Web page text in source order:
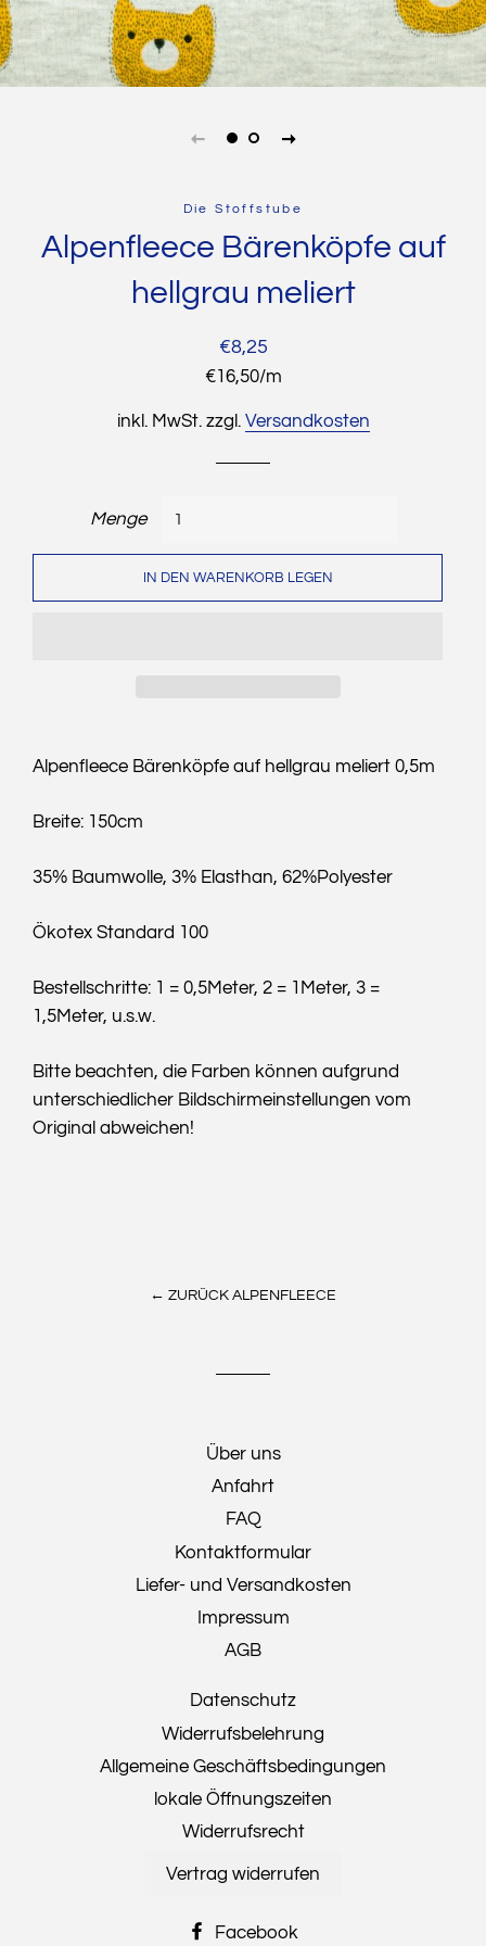
Die Stoffstube
Alpenfleece Bärenköpfe auf
hellgrau meliert
Normaler
Preis
Sonderpreis
€8,25
Stückpreis
€16,50/pro
m
inkl. MwSt. zzgl. Versandkosten
Menge
IN DEN WARENKORB LEGEN
Alpenfleece Bärenköpfe auf hellgrau meliert 0,5m
Breite: 150cm
35% Baumwolle, 3% Elasthan, 62%Polyester
Ökotex Standard 100
Bestellschritte: 1 = 0,5Meter, 2 = 1Meter, 3 =
1,5Meter, u.s.w.
Bitte beachten, die Farben können aufgrund
unterschiedlicher Bildschirmeinstellungen vom
Original abweichen!
← ZURÜCK ALPENFLEECE
Über uns
Anfahrt
FAQ
Kontaktformular
Liefer- und Versandkosten
Impressum
AGB
Datenschutz
Widerrufsbelehrung
Allgemeine Geschäftsbedingungen
lokale Öffnungszeiten
Widerrufsrecht
Vertrag widerrufen
Facebook